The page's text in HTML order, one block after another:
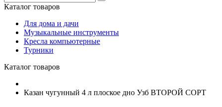
Каталог товаров
Для дома и дачи
Музыкальные инструменты
Кресла компьютерные
Турники
Каталог товаров
Казан чугунный 4 л плоское дно Узб ВТОРОЙ СОРТ